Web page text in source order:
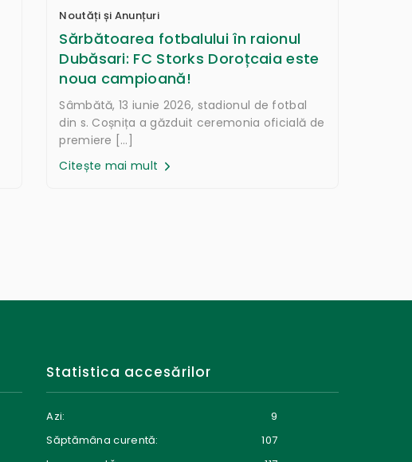
Noutăți și Anunțuri
Sărbătoarea fotbalului în raionul
Dubăsari: FC Storks Doroțcaia este
noua campioană!
Sâmbătă, 13 iunie 2026, stadionul de fotbal
din s. Coșnița a găzduit ceremonia oficială de
premiere […]
Citește mai mult
Statistica accesărilor
Azi:
9
Săptămâna curentă:
107